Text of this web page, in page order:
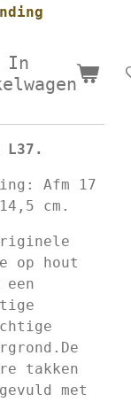
In
L37.
Afm 17
cm.
op hout
takken
met